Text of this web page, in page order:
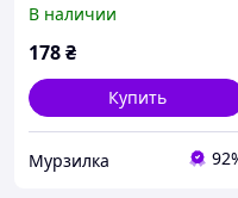
4011905027920
В наличии
178₴
Купить
Мурзилка